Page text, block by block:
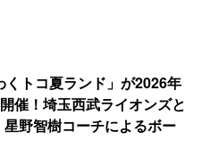
くトコ夏ランド」が2026年
催！埼玉西武ライオンズと
野智樹コーチによるボー